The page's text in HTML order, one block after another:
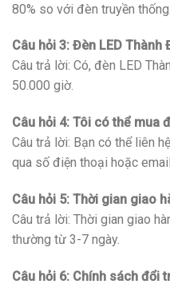
80% so với đèn truyền thống.
Câu hỏi 3: Đèn LED
Câu trả lời: Có, đèn LED
50.000 giờ.
Câu hỏi 4: Tôi có thể mua
Câu trả lời: Bạn có thể liên
qua số điện thoại hoặc
Câu hỏi 5: Thời gian giao
Câu trả lời: Thời gian giao
thường từ 3-7 ngày.
Câu hỏi 6: Chính sách đổi